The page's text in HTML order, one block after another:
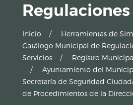
Regulaciones
Inicio
Herramientas de
Catálogo Municipal de
Servicios
Registro
Ayuntamiento del
Secretaría de Seguridad
de Procedimientos de la